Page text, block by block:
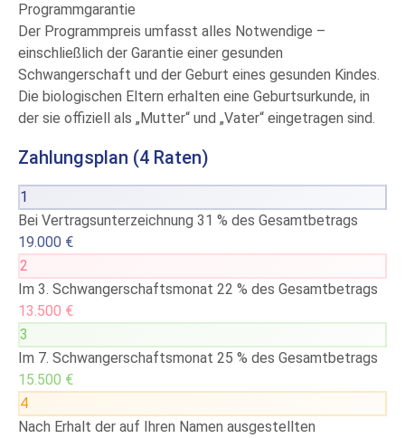
Programmgarantie
Der Programmpreis umfasst alles Notwendige –
einschließlich der Garantie einer gesunden
Schwangerschaft und der Geburt eines gesunden Kindes.
Die biologischen Eltern erhalten eine Geburtsurkunde, in
der sie offiziell als „Mutter“ und „Vater“ eingetragen sind.
Zahlungsplan (4 Raten)
1
Bei Vertragsunterzeichnung 31 % des Gesamtbetrags
19.000 €
2
Im 3. Schwangerschaftsmonat 22 % des Gesamtbetrags
13.500 €
3
Im 7. Schwangerschaftsmonat 25 % des Gesamtbetrags
15.500 €
4
Nach Erhalt der auf Ihren Namen ausgestellten